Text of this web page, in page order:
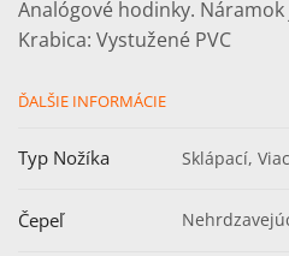
Analógové hodinky.
Krabica: Vystužené PVC
ĎALŠIE INFORMÁCIE
Typ Nožíka Sklápací,
Čepeľ